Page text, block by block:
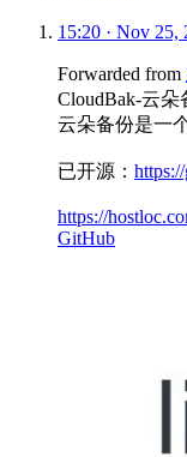
15:20 · Nov 25,
Forwarded from
CloudBak-云朵
云朵备份是一
已开源：
https://
GitHub